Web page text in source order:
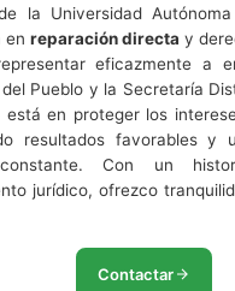
la Universidad
en reparación directa y
eficazmente a
Pueblo y la Secretaría
está en proteger los
resultados favorables y
Con un
jurídico, ofrezco
Contactar